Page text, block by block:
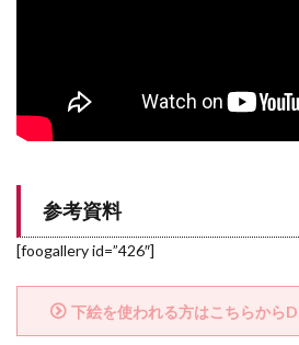
参考資料
[foogallery id=”426″]
下絵を使われる方はこちらから